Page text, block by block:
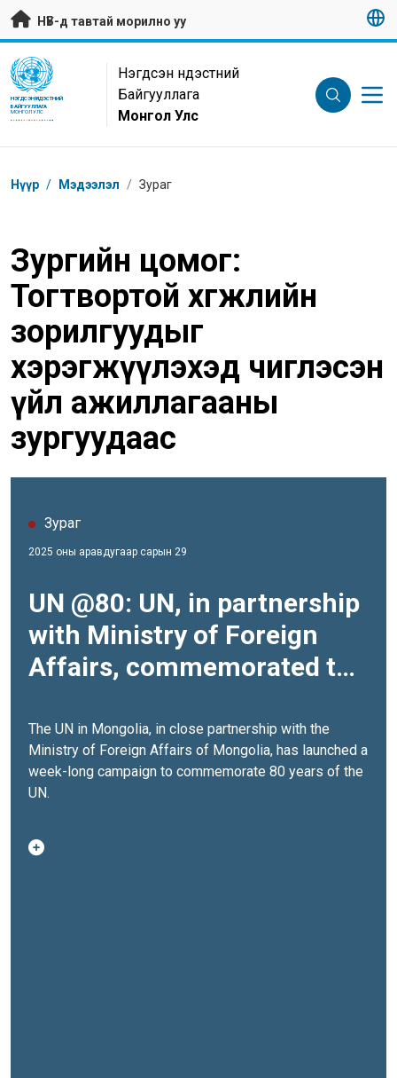
Гол контентийг алгасах
НҮБ-д тавтай морилно уу
UN Logo
НЭГДСЭН ҮНДЭСТНИЙ
БАЙГУУЛЛАГА
МОНГОЛ УЛС
Нэгдсэн Үндэстний
Байгууллага
Монгол Улс
Breadcrumb
Нүүр / Мэдээлэл / Зураг
Зургийн цомог:
Тогтвортой хөгжлийн
зорилгуудыг
хэрэгжүүлэхэд чиглэсэн
үйл ажиллагааны
зургуудаас
Зураг
2025 оны аравдугаар сарын 29
UN @80: UN, in partnership
with Ministry of Foreign
Affairs, commemorated the
The UN in Mongolia, in close partnership with the
Ministry of Foreign Affairs of Mongolia, has launched a
week-long campaign to commemorate 80 years of the
UN.